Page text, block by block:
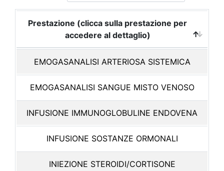
Prestazione (clicca sulla prestazione per
accedere al dettaglio)
EMOGASANALISI ARTERIOSA SISTEMICA
EMOGASANALISI SANGUE MISTO VENOSO
INFUSIONE IMMUNOGLOBULINE ENDOVENA
INFUSIONE SOSTANZE ORMONALI
INIEZIONE STEROIDI/CORTISONE